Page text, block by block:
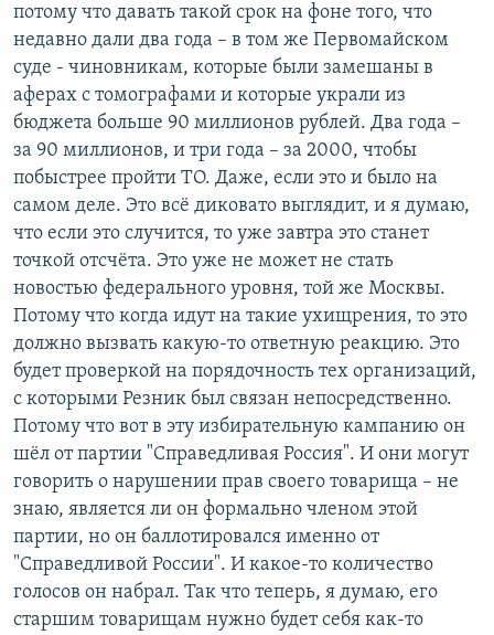
потому что давать такой срок на фоне того, что
недавно дали два года – в том же Первомайском
суде - чиновникам, которые были замешаны в
аферах с томографами и которые украли из
бюджета больше 90 миллионов рублей. Два года –
за 90 миллионов, и три года – за 2000, чтобы
побыстрее пройти ТО. Даже, если это и было на
самом деле. Это всё диковато выглядит, и я думаю,
что если это случится, то уже завтра это станет
точкой отсчёта. Это уже не может не стать
новостью федерального уровня, той же Москвы.
Потому что когда идут на такие ухищрения, то это
должно вызвать какую-то ответную реакцию. Это
будет проверкой на порядочность тех организаций,
с которыми Резник был связан непосредственно.
Потому что вот в эту избирательную кампанию он
шёл от партии "Справедливая Россия". И они могут
говорить о нарушении прав своего товарища – не
знаю, является ли он формально членом этой
партии, но он баллотировался именно от
"Справедливой России". И какое-то количество
голосов он набрал. Так что теперь, я думаю, его
старшим товарищам нужно будет себя как-то